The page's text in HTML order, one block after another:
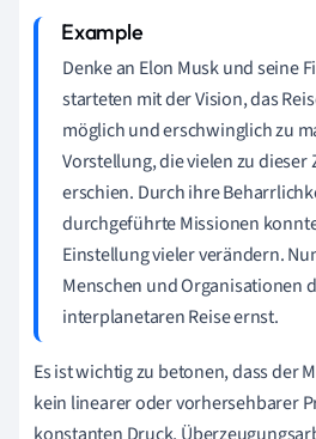
Denke an Elon Musk und seine
starteten mit der Vision, das
möglich und erschwinglich zu
Vorstellung, die vielen zu dieser
erschien. Durch ihre
durchgeführte Missionen
Einstellung vieler verändern.
Menschen und Organisationen
interplanetaren Reise ernst.
Es ist wichtig zu betonen, dass der
kein linearer oder vorhersehbarer
konstanten Druck,